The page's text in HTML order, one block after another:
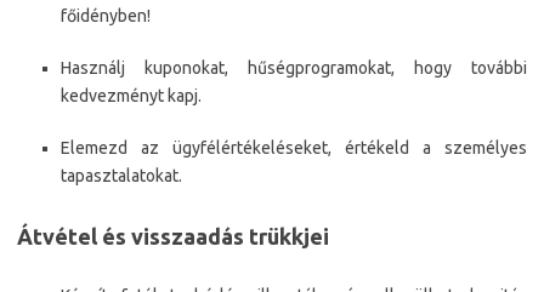
főidényben!
Használj kuponokat, hűségprogramokat, hogy további
kedvezményt kapj.
Elemezd az ügyfélértékeléseket, értékeld a személyes
tapasztalatokat.
Átvétel és visszaadás trükkjei